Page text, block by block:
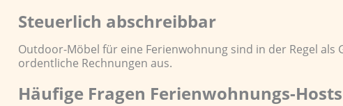
Steuerlich abschreibbar
Outdoor-Möbel für eine Ferienwohnung sind in der Regel
ordentliche Rechnungen aus.
Häufige Fragen Ferienwohnungs-Hosts